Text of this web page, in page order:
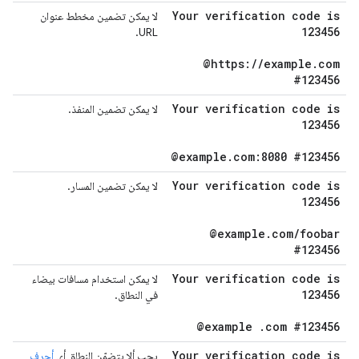
Your verification code is
123456
@https: //example . com
#123456
لا يمكن تضمين مخطط عنوان
URL.
Your verification code is
123456
@example . com:8080 #123456
لا يمكن تضمين المنفذ.
Your verification code is
123456
@example . com/foobar
#123456
لا يمكن تضمين المسار.
Your verification code is
123456
@example . com #123456
لا يمكن استخدام مسافات بيضاء
في النطاق.
Your verification code is يجب ألا يتضمّن النطاق أي أحرف